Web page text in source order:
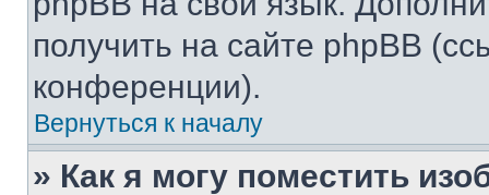
получить на сайте phpBB
конференции).
Вернуться к началу
» Как я могу поместить